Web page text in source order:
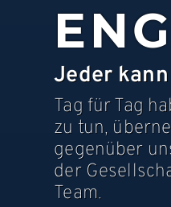
Jeder
Tag für Tag
zu tun,
gegenüber
der
Team.